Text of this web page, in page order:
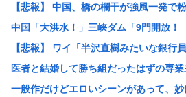
【悲報】 中国、橋の欄干が強風一発で
中国「大洪水！」三峡ダム「9門開放！
【悲報】 ワイ「半沢直樹みたいな銀行
医者と結婚して勝ち組だったはずの専
一般作だけどエロいシーンがあって、